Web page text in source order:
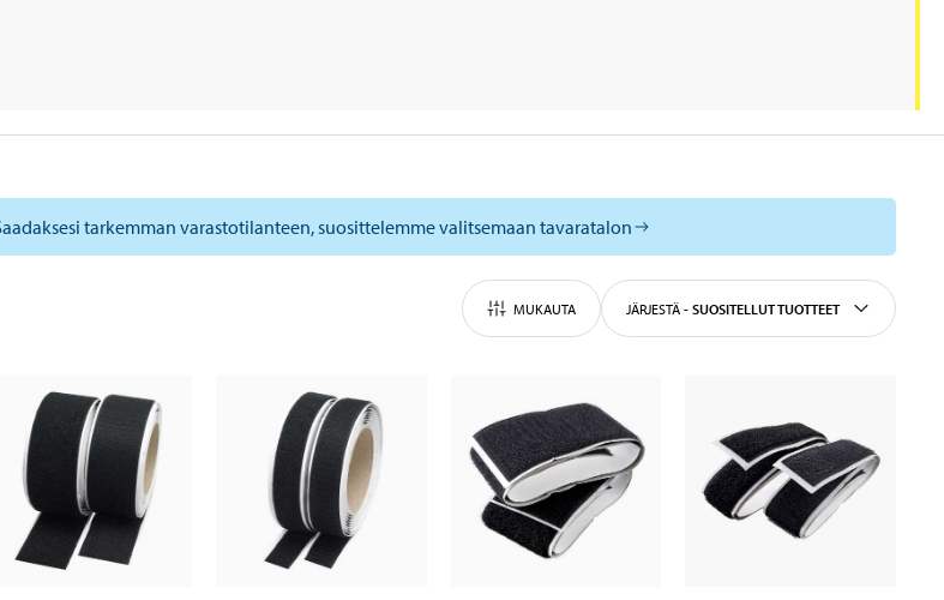
tarkemman varastotilanteen, suosittelemme valitsemaan tavaratalon
MUKAUTA JÄRJESTÄ - SUOSITELLUT TUOTTEET